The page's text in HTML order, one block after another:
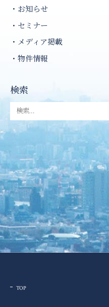
お知らせ
セミナー
メディア掲載
物件情報
検索
TOP